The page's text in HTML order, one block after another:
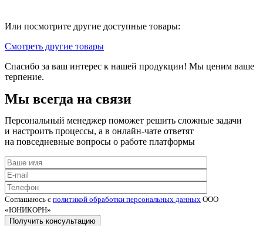
Или посмотрите другие доступные товары:
Смотреть другие товары
Спасибо за ваш интерес к нашей продукции! Мы ценим ваше
терпение.
Мы всегда на связи
Персональный менеджер поможет решить сложные задачи
и настроить процессы, а в онлайн-чате ответят
на повседневные вопросы о работе платформы
Соглашаюсь с политикой обработки персональных данных ООО
«ЮНИКОРН»